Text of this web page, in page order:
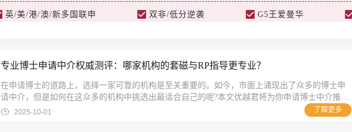
英/美/港/澳/新多国联申 双非/低分逆袭 G5王爱曼华
专业博士申请中介权威测评：哪家机构的套磁与RP指导更专业？
在申请博士的道路上，选择一家可靠的机构是至关重要的。如今，市面上涌现出了众多的博士申
请中介，但是如何在这众多的机构中挑选出最适合自己的呢?本文优越君将为你申请博士中介推荐
详细介绍致学博教育、优越留学和IDP留学这三家机构，帮助你做出明智的选择。
2025-10-01 了解更多